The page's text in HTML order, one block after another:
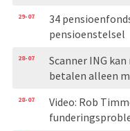
29-07
34
pensioenstelsel
28-07
Scanner ING
betalen alleen
28-07
Video: Rob